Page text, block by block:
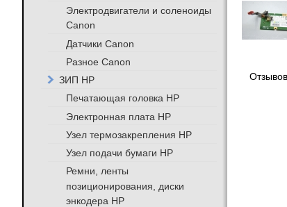
Электродвигатели и соленоиды
Canon
Датчики Canon
Разное Canon
ЗИП HP
Печатающая головка HP
Электронная плата HP
Узел термозакрепления HP
Узел подачи бумаги HP
Ремни, ленты
позиционирования, диски
энкодера HP